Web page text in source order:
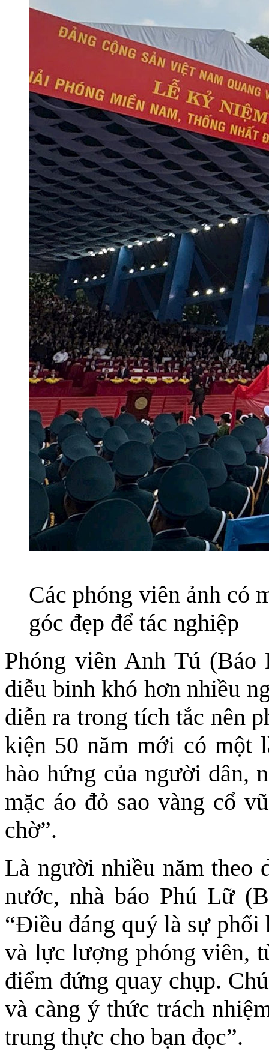
Các phóng viên ảnh có
góc đẹp để tác nghiệp
Phóng viên Anh Tú
diễu binh khó hơn nhiều
diễn ra trong tích tắc nên
kiện 50 năm mới có một
hào hứng của người dân,
mặc áo đỏ sao vàng cổ
chờ”.
Là người nhiều năm theo
nước, nhà báo Phú Lữ
“Điều đáng quý là sự phối
và lực lượng phóng viên,
điểm đứng quay chụp.
và càng ý thức trách
trung thực cho bạn đọc”.